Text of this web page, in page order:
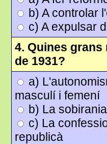
b) A controlar
c) A expulsar
4. Quines
de 1931?
a)
masculí i femení
b) La
c) La
republicà